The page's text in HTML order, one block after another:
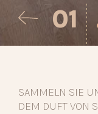
01
SAMMELN SIE
DEM DUFT VON